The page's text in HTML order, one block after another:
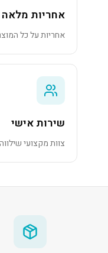
אחריות מלאה
אחריות על כל
שירות אישי
צוות מקצועי